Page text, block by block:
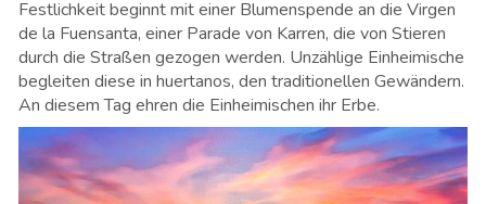
Festlichkeit beginnt mit einer Blumenspende an die Virgen
de la Fuensanta, einer Parade von Karren, die von Stieren
durch die Straßen gezogen werden. Unzählige Einheimische
begleiten diese in huertanos, den traditionellen Gewändern.
An diesem Tag ehren die Einheimischen ihr Erbe.